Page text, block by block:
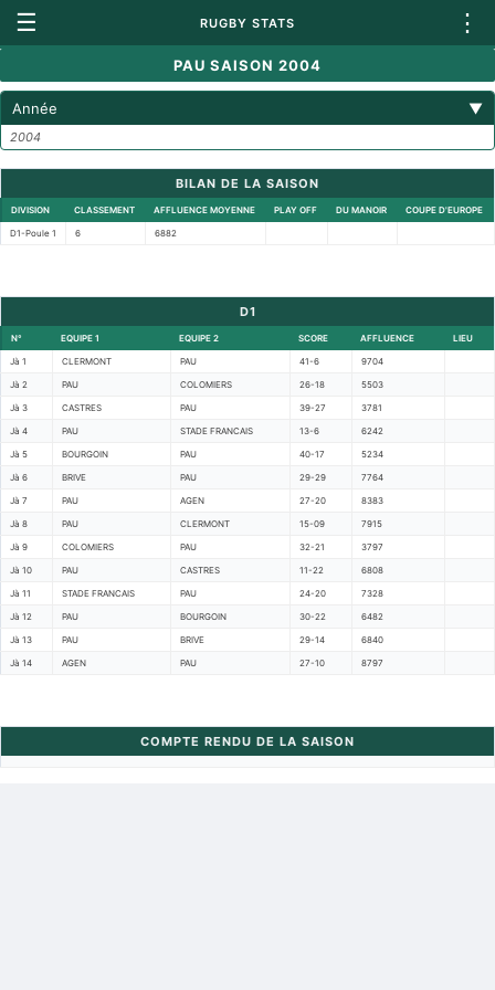
☰ RUGBY STATS ⋮
PAU SAISON 2004
Année ▼
2004
BILAN DE LA SAISON
DIVISION CLASSEMENT AFFLUENCE MOYENNE PLAY OFF DU MANOIR COUPE D'EUROPE
D1-Poule 1 6 6882
D1
N° EQUIPE 1 EQUIPE 2 SCORE AFFLUENCE LIEU
Jà 1 CLERMONT PAU 41-6 9704
Jà 2 PAU COLOMIERS 26-18 5503
Jà 3 CASTRES PAU 39-27 3781
Jà 4 PAU STADE FRANCAIS 13-6 6242
Jà 5 BOURGOIN PAU 40-17 5234
Jà 6 BRIVE PAU 29-29 7764
Jà 7 PAU AGEN 27-20 8383
Jà 8 PAU CLERMONT 15-09 7915
Jà 9 COLOMIERS PAU 32-21 3797
Jà 10 PAU CASTRES 11-22 6808
Jà 11 STADE FRANCAIS PAU 24-20 7328
Jà 12 PAU BOURGOIN 30-22 6482
Jà 13 PAU BRIVE 29-14 6840
Jà 14 AGEN PAU 27-10 8797
COMPTE RENDU DE LA SAISON